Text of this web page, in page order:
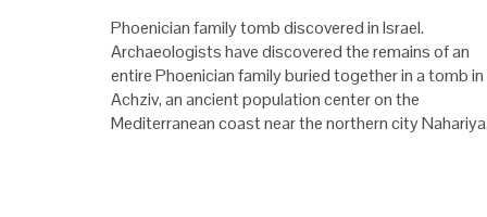
Phoenician family tomb discovered in Israel.
Archaeologists have discovered the remains of an
entire Phoenician family buried together in a tomb in
Achziv, an ancient population center on the
Mediterranean coast near the northern city